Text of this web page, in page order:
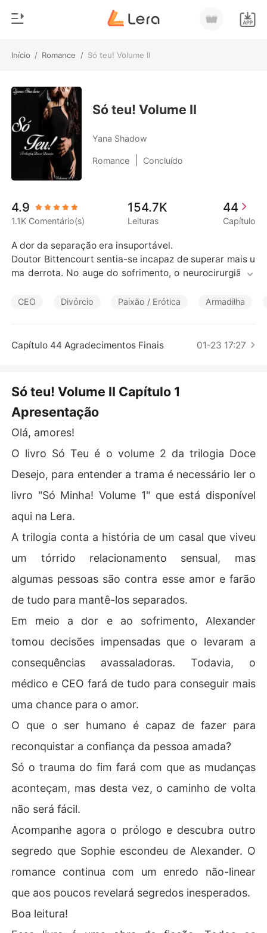
Início / Romance / Só teu! Volume II
Loja
Histórico
Sair
Baixar App
Gênero
Moderno
Lobisomem
Contos
Bilionários
Contos Curtos
Só teu! Volume II
Yana Shadow
Romance Concluído
4.9
1.1K Comentário(s)
154.7K
Leituras
44
Capítulo
A dor da separação era insuportável.
Doutor Bittencourt sentia-se incapaz de superar mais u
ma derrota. No auge do sofrimento, o neurocirurgião e
a grávida e com  um filho pequeno.
o amor e a confiança da pessoa amada?
O livro Só Teu é volume 2 da trilogia Doce Desejo. Este r
omance conta a história de um casal que viveu um tórri
esse amor e farão de tudo para mantê-los separados.
CEO Divórcio Paixão / Erótica Armadilha
Capítulo 44 Agradecimentos Finais 01-23 17:27
Só teu! Volume II Capítulo 1
Apresentação
Olá, amores!
O livro Só Teu é o volume 2 da trilogia Doce
Desejo, para entender a trama é necessário ler o
livro "Só Minha! Volume 1" que está disponível
aqui na Lera.
A trilogia conta a história de um casal que viveu
um tórrido relacionamento sensual, mas
algumas pessoas são contra esse amor e farão
de tudo para mantê-los separados.
Em meio a dor e ao sofrimento, Alexander
tomou decisões impensadas que o levaram a
consequências avassaladoras. Todavia, o
médico e CEO fará de tudo para conseguir mais
uma chance para o amor.
O que o ser humano é capaz de fazer para
reconquistar a confiança da pessoa amada?
Só o trauma do fim fará com que as mudanças
aconteçam, mas desta vez, o caminho de volta
não será fácil.
Acompanhe agora o prólogo e descubra outro
segredo que Sophie escondeu de Alexander. O
romance continua com um enredo não-linear
que aos poucos revelará segredos inesperados.
Boa leitura!